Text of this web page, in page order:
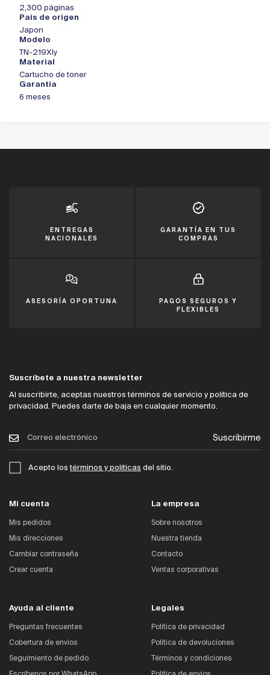
2,300 páginas
Pais de origen
Japon
Modelo
TN-219Xly
Material
Cartucho de toner
Garantia
6 meses
ENTREGAS
NACIONALES
GARANTÍA EN TUS
COMPRAS
ASESORÍA OPORTUNA
PAGOS SEGUROS Y
FLEXIBLES
Suscríbete a nuestra newsletter
Al suscribirte, aceptas nuestros términos de servicio y política de
privacidad. Puedes darte de baja en cualquier momento.
Suscribirme
Acepto lostérminos y políticas del sitio.
Mi cuenta
Mis pedidos
Mis direcciones
Cambiar contraseña
Crear cuenta
La empresa
Sobre nosotros
Nuestra tienda
Contacto
Ventas corporativas
Ayuda al cliente
Preguntas frecuentes
Cobertura de envíos
Seguimiento de pedido
Legales
Política de privacidad
Política de devoluciones
Términos y condiciones